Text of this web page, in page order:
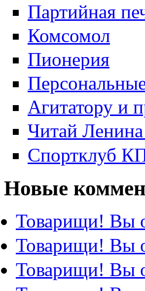
Партийная
Комсомол
Пионерия
Агитатору и
Читай
Спортклуб
Новые
Товарищи! Вы
Товарищи! Вы
Товарищи! Вы